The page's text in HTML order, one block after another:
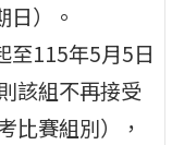
日）。
至115年5月5日
該組不再接受
比賽組別），